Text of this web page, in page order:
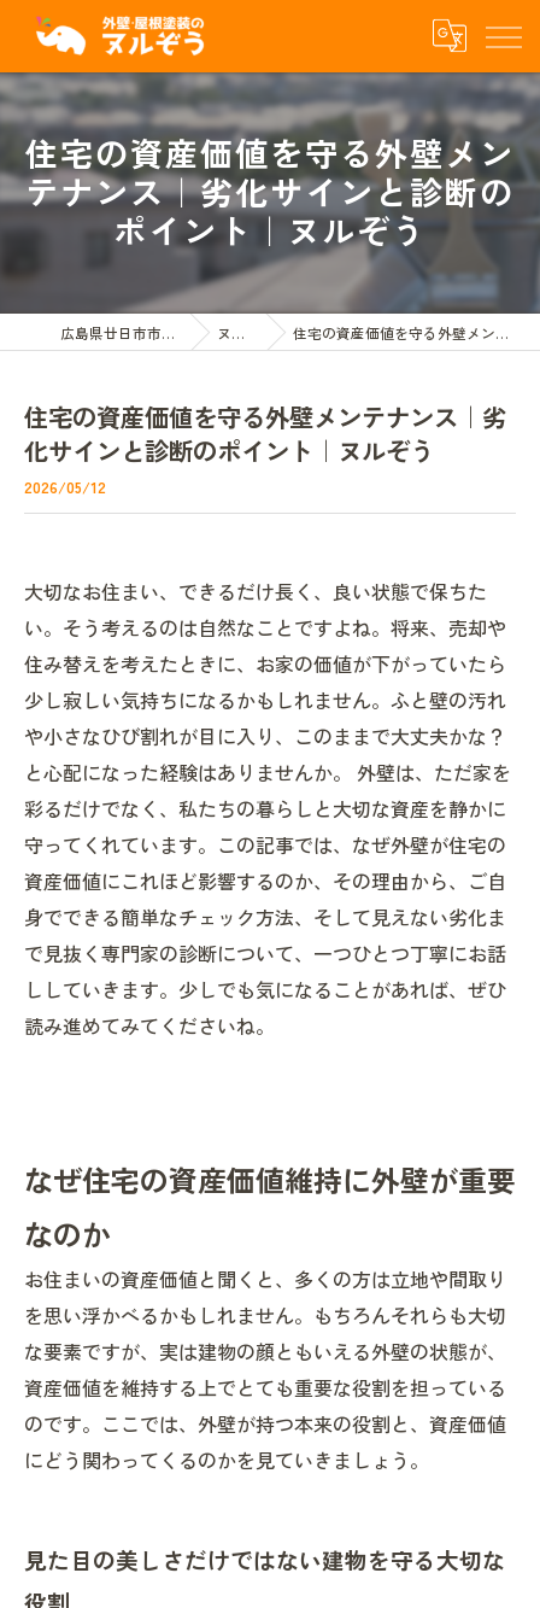
住宅の資産価値を守る外壁メン
テナンス｜劣化サインと診断の
ポイント｜ヌルぞう
広島県廿日市市の屋根外壁塗装ならヌルぞう ヌルぞうBLOG 住宅の資産価値を守る外壁メンテナンス｜劣化サインと診断のポイント｜ヌルぞう
住宅の資産価値を守る外壁メンテナンス｜劣
化サインと診断のポイント｜ヌルぞう
2026/05/12
大切なお住まい、できるだけ長く、良い状態で保ちた
い。そう考えるのは自然なことですよね。将来、売却や
住み替えを考えたときに、お家の価値が下がっていたら
少し寂しい気持ちになるかもしれません。ふと壁の汚れ
や小さなひび割れが目に入り、このままで大丈夫かな？
と心配になった経験はありませんか。 外壁は、ただ家を
彩るだけでなく、私たちの暮らしと大切な資産を静かに
守ってくれています。この記事では、なぜ外壁が住宅の
資産価値にこれほど影響するのか、その理由から、ご自
身でできる簡単なチェック方法、そして見えない劣化ま
で見抜く専門家の診断について、一つひとつ丁寧にお話
ししていきます。少しでも気になることがあれば、ぜひ
読み進めてみてくださいね。
なぜ住宅の資産価値維持に外壁が重要
なのか
お住まいの資産価値と聞くと、多くの方は立地や間取り
を思い浮かべるかもしれません。もちろんそれらも大切
な要素ですが、実は建物の顔ともいえる外壁の状態が、
資産価値を維持する上でとても重要な役割を担っている
のです。ここでは、外壁が持つ本来の役割と、資産価値
にどう関わってくるのかを見ていきましょう。
見た目の美しさだけではない建物を守る大切な
役割